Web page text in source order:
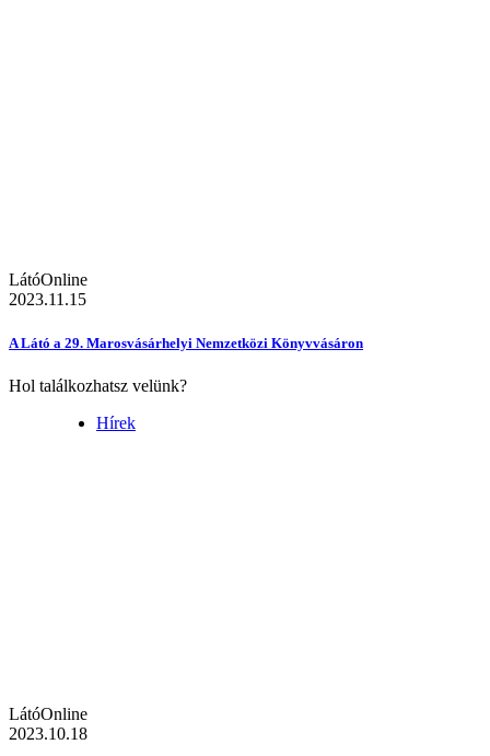
LátóOnline
2023.11.15
A Látó a 29. Marosvásárhelyi Nemzetközi Könyvvásáron
Hol találkozhatsz velünk?
Hírek
LátóOnline
2023.10.18